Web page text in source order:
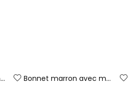
Combinaison tissu technique bébé beige avec girafe
Bonnet marron avec motif cerf bébé